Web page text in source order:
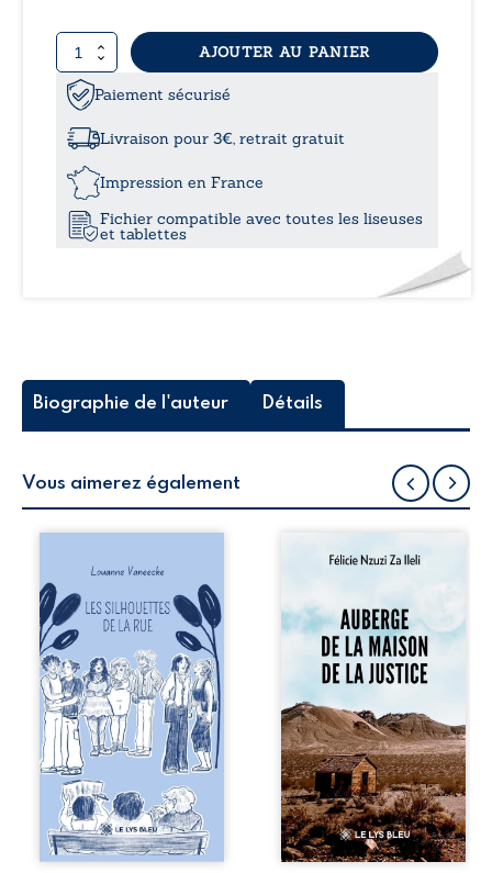
quantité
de
Lisl’hareng
AJOUTER AU PANIER
Paiement sécurisé
Livraison pour 3€, retrait gratuit
Impression en France
Fichier compatible avec toutes les liseuses
et tablettes
Biographie de l'auteur Détails
Vous aimerez également
la rue donne la
parole à six
personnages
ordinaires,
traversés par des
pensées, des
émotions et des
silences qui
pourraient
appartenir à
chacun de nous. À
travers leurs
parcours, ce
roman invite à
porter un regard
différent sur
Auberge de la
récit-témoignage
consacré au
parcours
exemplaire de
Mbala Zi Nkuaku
Lema Félix.
Magistrat intègre,
fervent défenseur
des droits
humains et de
l’indépendance
judiciaire, il voit sa
carrière de trente-
quatre ans